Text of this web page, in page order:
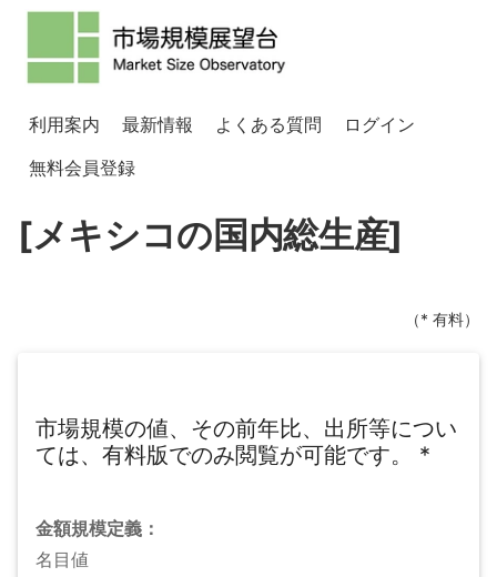
利用案内 最新情報 よくある質問
ログイン
無料会員登録
[メキシコの国内総生産]
（* 有料）
市場規模の値、その前年比、出所等につい
ては、有料版でのみ閲覧が可能です。
*
金額規模定義：
名目値